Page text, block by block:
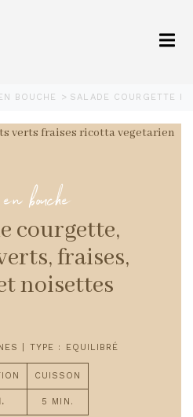
BOUCHE SALADE COURGETTE
bouche
courgette,
fraises,
noisettes
| TYPE : EQUILIBRÉ
CUISSON
5 MIN.